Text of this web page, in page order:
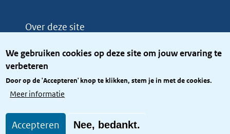
We gebruiken cookies op deze site om jouw ervaring te
verbeteren
Door op de 'Accepteren' knop te klikken, stem je in met de cookies.
Meer informatie
Accepteren Nee, bedankt.
Over deze site
Privacy
Toegang site openbaar
Toegankelijkheid